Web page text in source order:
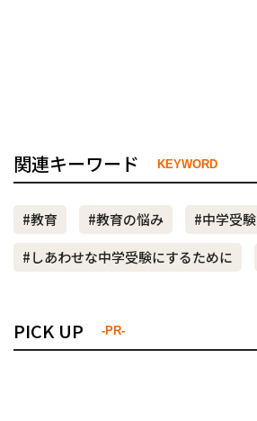
関連キーワード KEYWORD
#教育 #教育の悩み #中学受験
#しあわせな中学受験にするために
PICK UP -PR-